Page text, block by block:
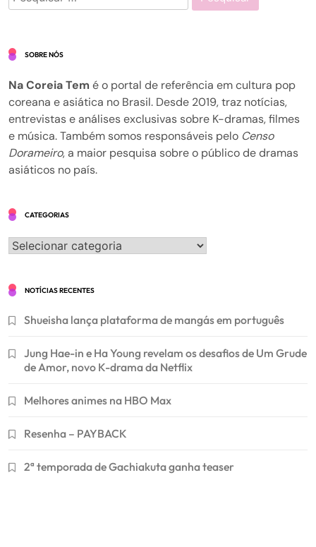
por:
SOBRE NÓS
Na Coreia Tem é o portal de referência em cultura pop
coreana e asiática no Brasil. Desde 2019, traz notícias,
entrevistas e análises exclusivas sobre K-dramas, filmes
e música. Também somos responsáveis pelo Censo
Dorameiro, a maior pesquisa sobre o público de dramas
asiáticos no país.
CATEGORIAS
Categorias
NOTÍCIAS RECENTES
Shueisha lança plataforma de mangás em português
Jung Hae-in e Ha Young revelam os desafios de Um Grude
de Amor, novo K-drama da Netflix
Melhores animes na HBO Max
Resenha – PAYBACK
2ª temporada de Gachiakuta ganha teaser